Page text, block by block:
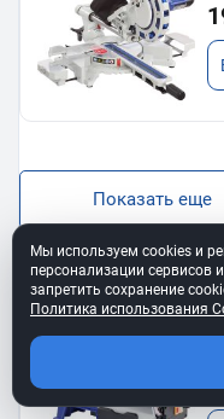
Показать еще
Мы используем cookies и
персонализации сервисов
запретить сохранение
Политика использования